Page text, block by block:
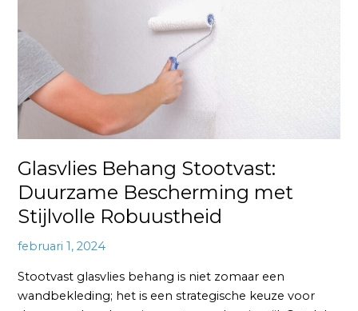
Glasvlies Behang Stootvast:
Duurzame Bescherming met
Stijlvolle Robuustheid
februari 1, 2024
Stootvast glasvlies behang is niet zomaar een
wandbekleding; het is een strategische keuze voor
Duurzame
Bescherming
met
Stijlvolle
Robuustheid